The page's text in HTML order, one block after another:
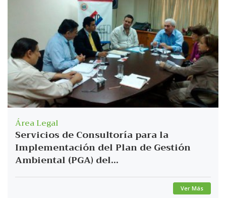
Área Legal
Servicios de Consultoría para la
Implementación del Plan de Gestión
Ambiental (PGA) del...
Ver Más